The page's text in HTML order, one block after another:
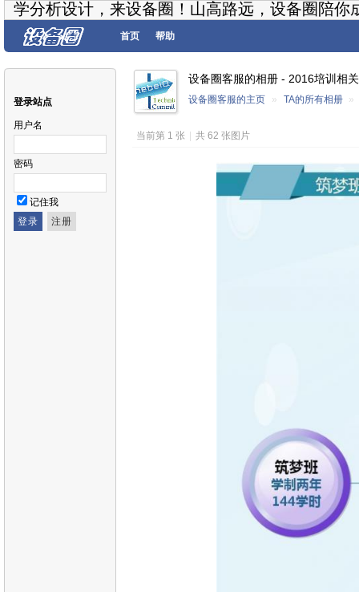
学分析设计，来设备圈！山高路远，设备圈陪你
首页 帮助
登录站点
用户名
密码
记住我
设备圈客服的相册 - 2016培训相关
设备圈客服的主页 » TA的所有相册 »
当前第 1 张 共 62 张图片